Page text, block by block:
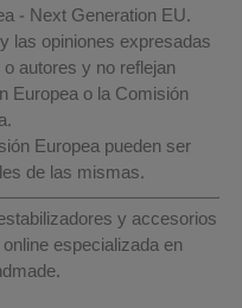
- Next Generation EU.
las opiniones expresadas
autores y no reflejan
Europea o la Comisión
Europea pueden ser
de las mismas.
y accesorios
especializada en